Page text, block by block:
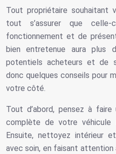
Tout propriétaire souhaitant
tout s’assurer que
fonctionnement et de
bien entretenue aura plus
potentiels acheteurs et de
donc quelques conseils pour
votre côté.
Tout d’abord, pensez à
complète de votre
Ensuite, nettoyez intérieur
avec soin, en faisant attention